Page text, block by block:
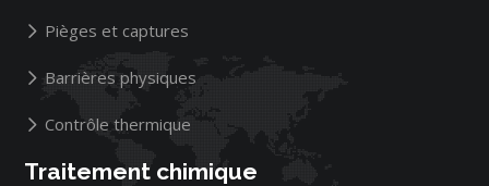
Pièges et captures
Barrières physiques
Contrôle thermique
Traitement chimique